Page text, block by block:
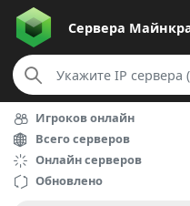
Сервера
Игроков онлайн
Всего серверов
Онлайн серверов
Обновлено